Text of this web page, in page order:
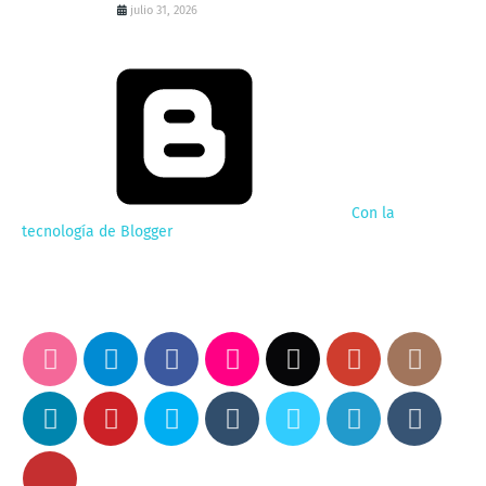
julio 31, 2026
Con la
tecnología de Blogger